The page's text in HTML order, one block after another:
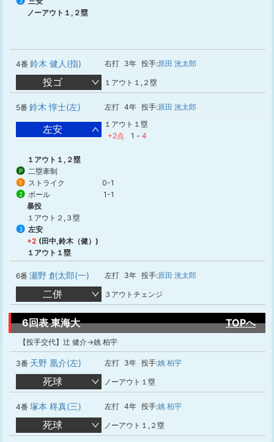
ノーアウト１,２塁
4番 鈴木 健人(指) 右打 3年 投手:原田 洸太郎
投ゴ １アウト１,２塁
5番 鈴木 惇士(左) 左打 4年 投手:原田 洸太郎
左安
１アウト１塁
+2点
1 - 4
１アウト１,２塁
P 二塁牽制
1 ストライク 0-1
2 ボール
1-1
暴投
１アウト２,３塁
3
左安
+2 (田中,鈴木（健）)
１アウト１塁
6番 瀬野 創太郎(一) 左打 3年 投手:原田 洸太郎
二併 ３アウトチェンジ
6回表 東海大 TOPへ
【投手交代】辻 健介→姚 柏宇
3番 天野 凰介(左) 左打 3年 投手:姚 柏宇
死球 ノーアウト１塁
4番 塚本 柊真(三) 左打 4年 投手:姚 柏宇
死球 ノーアウト１,２塁